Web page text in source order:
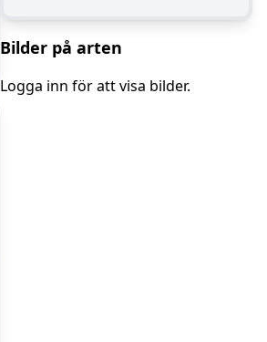
Bilder på arten
Logga inn för att visa bilder.